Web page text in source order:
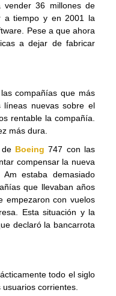
vender 36 millones de
a tiempo y en 2001 la
Pese a que ahora
a dejar de fabricar
compañías que más
líneas nuevas sobre el
rentable la compañía.
más dura.
Boeing 747 con las
compensar la nueva
estaba demasiado
que llevaban años
empezaron con vuelos
Esta situación y la
declaró la bancarrota
todo el siglo
corrientes.